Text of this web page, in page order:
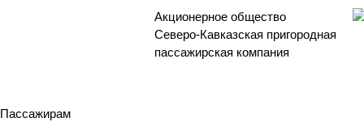
Акционерное общество
Северо-Кавказская пригородная
пассажирская компания
Пассажирам